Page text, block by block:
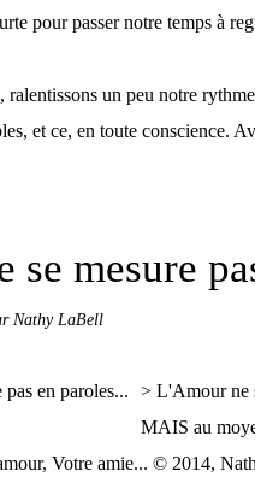
ralentissons un peu notre
et ce, en toute conscience.
se mesure
Nathy LaBell
> L'Amour ne
MAIS au
Votre amie... © 2014,